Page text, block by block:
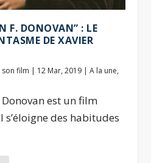
F. DONOVAN” : LE
DE XAVIER
son film | 12 Mar, 2019 |A la une,
Donovan est un film
s’éloigne des habitudes